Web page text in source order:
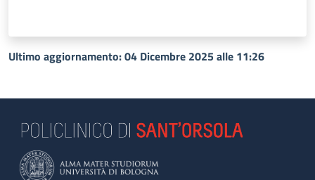
Ultimo aggiornamento: 04 Dicembre 2025 alle 11:26